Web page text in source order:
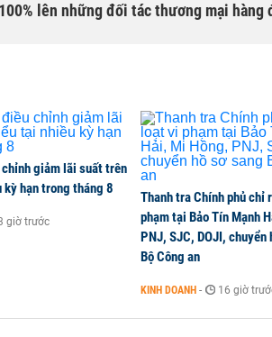
lên những đối tác thương mại hàng
ngành
đến vấn đề nộp thuế
căng thẳng địa chính trị
giảm lãi suất trên
kỳ hạn trong tháng 8
giờ trước
Thanh tra Chính phủ chỉ
phạm tại Bảo Tín Mạnh
PNJ, SJC, DOJI, chuyển
Bộ Công an
KINH DOANH - 16 giờ